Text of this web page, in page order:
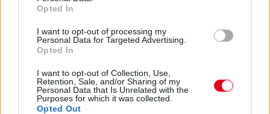
Opted In
I want to opt-out of processing my
Personal Data for Targeted Advertising.
Opted In
I want to opt-out of Collection, Use,
Retention, Sale, and/or Sharing of my
Personal Data that Is Unrelated with the
Purposes for which it was collected.
Opted Out
előző hírek
Hallgasd meg a Formula Podcast
legfrissebb adását!